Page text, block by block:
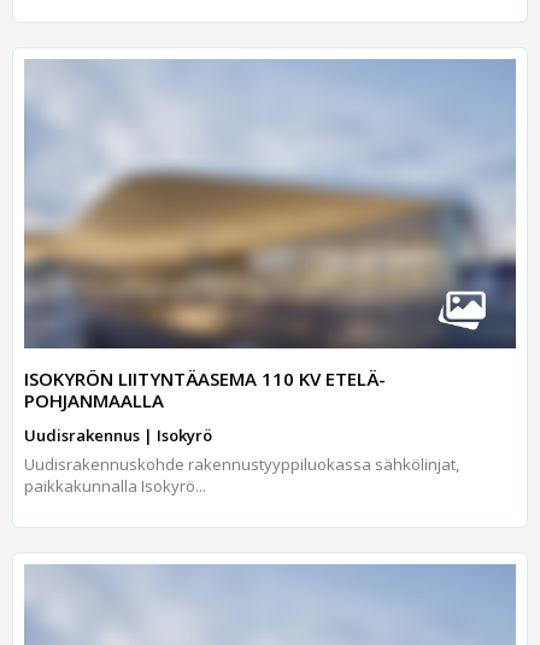
ISOKYRÖN LIITYNTÄASEMA 110 KV ETELÄ-
POHJANMAALLA
Uudisrakennus | Isokyrö
Uudisrakennuskohde rakennustyyppiluokassa sähkölinjat,
paikkakunnalla Isokyrö...